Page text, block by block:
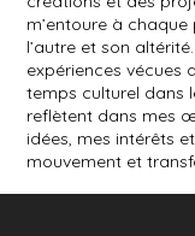
m’entoure à
l’autre et son
expériences vécues
temps culturel dans
reflètent dans mes
idées, mes intérêts
mouvement et